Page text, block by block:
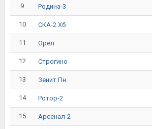
9 Родина-3
10 СКА-2 Хб
11 Орёл
12 Строгино
13 Зенит Пн
14 Ротор-2
15 Арсенал-2